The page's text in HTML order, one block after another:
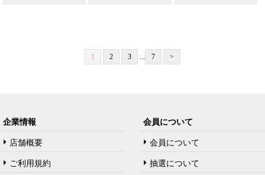
です。
1 2 3 7 >
企業情報
店舗概要
ご利用規約
会員について
会員について
抽選について